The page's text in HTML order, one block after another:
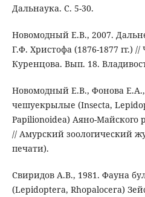
Дальнаука. С. 5-30.
Новомодный Е.В., 2007.
Г.Ф. Христофа (1876-1877 гг.)
Куренцова. Вып. 18.
Новомодный Е.В., Фонова
чешуекрылые (Insecta,
Papilionoidea) Аяно-Майского
// Амурский зоологический
печати).
Свиридов А.В., 1981. Фауна
(Lepidoptera, Rhopalocera)